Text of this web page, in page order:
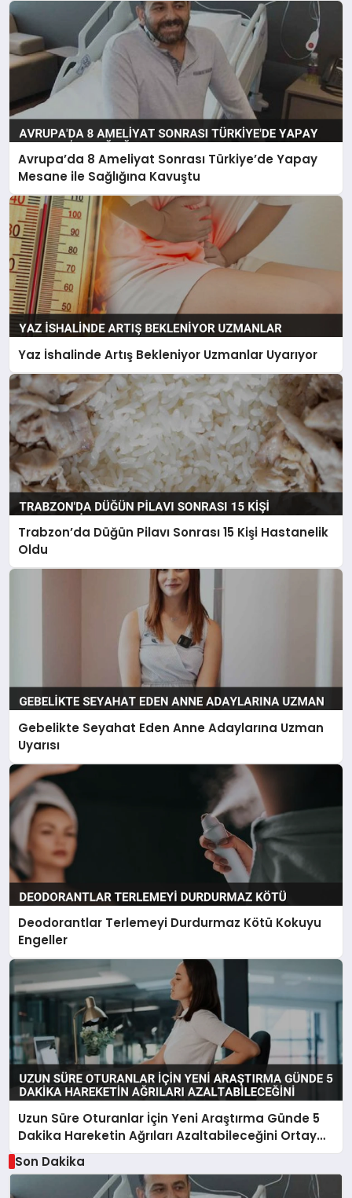
Avrupa’da 8 Ameliyat Sonrası Türkiye’de Yapay
Mesane ile Sağlığına Kavuştu
Yaz İshalinde Artış Bekleniyor Uzmanlar Uyarıyor
Trabzon’da Düğün Pilavı Sonrası 15 Kişi Hastanelik
Oldu
Gebelikte Seyahat Eden Anne Adaylarına Uzman
Uyarısı
Deodorantlar Terlemeyi Durdurmaz Kötü Kokuyu
Engeller
Uzun Süre Oturanlar İçin Yeni Araştırma Günde 5
Dakika Hareketin Ağrıları Azaltabileceğini Ortaya
Koydu
Son Dakika